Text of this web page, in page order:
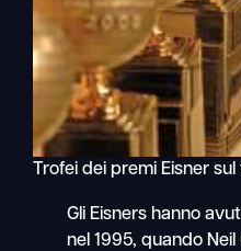
Trofei dei premi Eisner
Gli Eisners hanno
nel 1995, quando